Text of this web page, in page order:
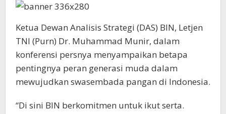
Ketua Dewan Analisis Strategi (DAS) BIN, Letjen
TNI (Purn) Dr. Muhammad Munir, dalam
konferensi persnya menyampaikan betapa
pentingnya peran generasi muda dalam
mewujudkan swasembada pangan di Indonesia.
“Di sini BIN berkomitmen untuk ikut serta.